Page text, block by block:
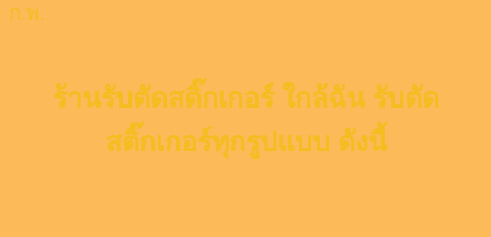
ก.พ.
ร้านรับตัดสติ๊กเกอร์ ใกล้ฉัน รับตัด
สติ๊กเกอร์ทุกรูปแบบ ดังนี้